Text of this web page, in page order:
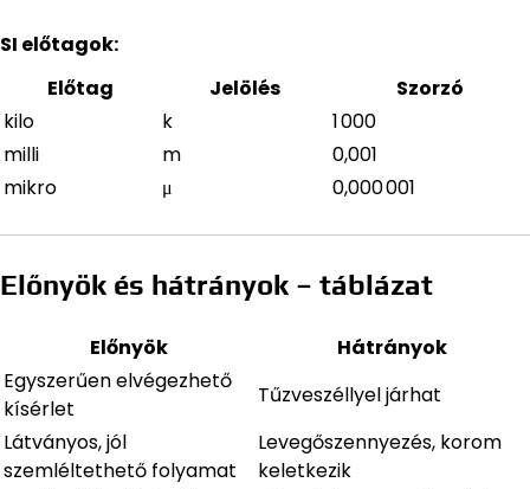
SI előtagok:
Előtag
Jelölés
Szorzó
kilo
k
1 000
milli
m
0,001
mikro
μ 0,000 001
Előnyök és hátrányok – táblázat
Előnyök
Hátrányok
Egyszerűen elvégezhető
kísérlet
Tűzveszéllyel járhat
Látványos, jól
szemléltethető folyamat
Levegőszennyezés, korom
keletkezik